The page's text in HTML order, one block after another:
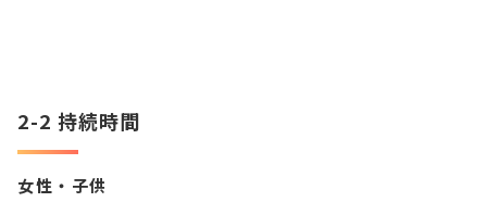
2-2 持続時間
女性・子供